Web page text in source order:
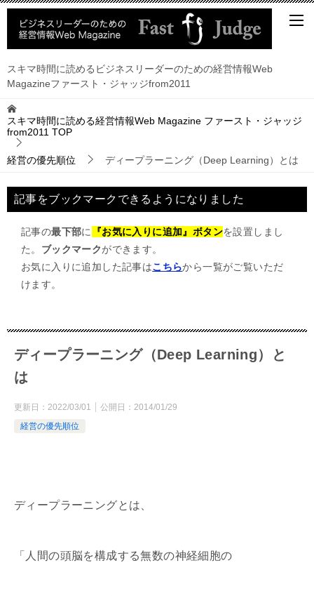
スキマ時間に読めるビジネスリーダーのための経営情報Web
Magazineファースト・ジャッジfrom2011
スキマ時間に読める経営情報Web Magazine ファースト・ジャッジ
from2011 TOP
経営の優先順位 ディープラーニング（Deep Learning）とは
記事をブックマークできるようになりました
記事の最下部に 『お気に入りに追加』ボタンを設置しまし
た。 ブックマークができます。
お気に入りに追加した記事はこちらから一覧がご覧いただ
けます。
ディープラーニング（Deep Learning）と
は
更新日： 2022/03/01 公開日： 2014/01/29
経営の優先順位
ディープラーニングとは、
「人間の頭脳を構成する無数の神経細胞の